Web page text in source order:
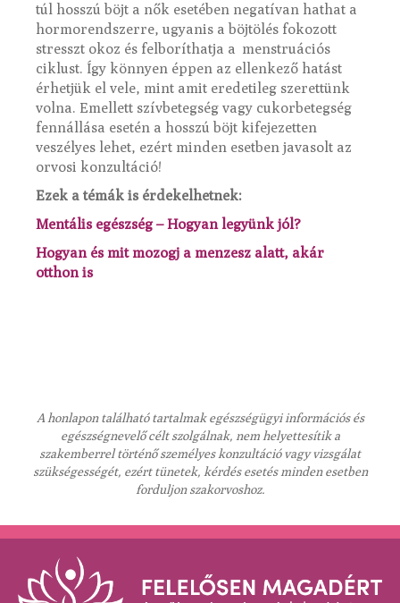
túl hosszú böjt a nők esetében negatívan hathat a
hormorendszerre, ugyanis a böjtölés fokozott
stresszt okoz és felboríthatja a menstruációs
ciklust. Így könnyen éppen az ellenkező hatást
érhetjük el vele, mint amit eredetileg szerettünk
volna. Emellett szívbetegség vagy cukorbetegség
fennállása esetén a hosszú böjt kifejezetten
veszélyes lehet, ezért minden esetben javasolt az
orvosi konzultáció!
Ezek a témák is érdekelhetnek:
Mentális egészség – Hogyan legyünk jól?
Hogyan és mit mozogj a menzesz alatt, akár
otthon is
A honlapon található tartalmak egészségügyi információs és
egészségnevelő célt szolgálnak, nem helyettesítik a
szakemberrel történő személyes konzultáció vagy vizsgálat
szükségességét, ezért tünetek, kérdés esetés minden esetben
forduljon szakorvoshoz.